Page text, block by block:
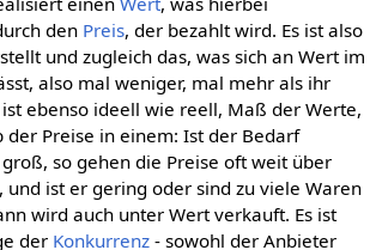
den Preis, der bezahlt wird. Es ist also
und zugleich das, was sich an Wert im
also mal weniger, mal mehr als ihr
ebenso ideell wie reell, Maß der Werte,
der Preise in einem: Ist der Bedarf
so gehen die Preise oft weit über
und ist er gering oder sind zu viele Waren
wird auch unter Wert verkauft. Es ist
der Konkurrenz- sowohl der Anbieter